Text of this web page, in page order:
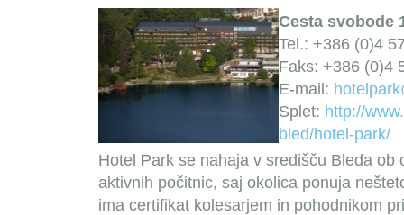
Cesta svobode
Tel.: +386 (0)4
Faks: +386 (0)4
E-mail:
Splet: http://
bled/hotel-park/
Hotel Park se nahaja v središču Bleda
aktivnih počitnic, saj okolica ponuja
ima certifikat kolesarjem in pohodnikom